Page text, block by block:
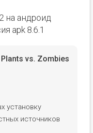
на андроид
apk 8.6.1
vs. Zombies
установку
источников